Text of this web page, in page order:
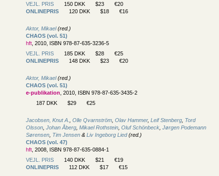
VEJL. PRIS
150 DKK $23
€20
ONLINEPRIS
120 DKK $18 €16
Aktor, Mikael(red.)
CHAOS (vol. 51)
hft , 2010, ISBN 978-87-635-3236-5
VEJL. PRIS
185 DKK $28
€25
ONLINEPRIS
148 DKK $23 €20
Aktor, Mikael(red.)
CHAOS (vol. 51)
e-publikation , 2010, ISBN 978-87-635-3435-2
187 DKK
$29 €25
Jacobsen, Knut A. Olle Qvarnström Olav Hammer, Leif Stenberg Tord
Olsson Johan Åberg Mikael Rothstein Oluf Schönbeck Jørgen Podemann
Sørensen Tim Jensen & Liv Ingeborg Lied(red.)
CHAOS (vol. 47)
hft , 2008, ISBN 978-87-635-0884-1
VEJL. PRIS
140 DKK $21
€19
ONLINEPRIS
112 DKK $17 €15